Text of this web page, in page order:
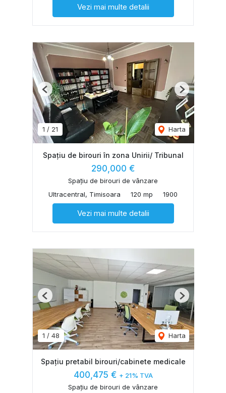
Vezi mai multe detalii
1 / 21 Harta
Previous Next
Spațiu de birouri în zona Unirii/ Tribunal
290,000 €
Spațiu de birouri de vânzare
Ultracentral, Timisoara
120 mp 1900
Vezi mai multe detalii
1 / 48 Harta
Previous Next
Spațiu pretabil birouri/cabinete medicale
400,475 € + 21% TVA
Spațiu de birouri de vânzare